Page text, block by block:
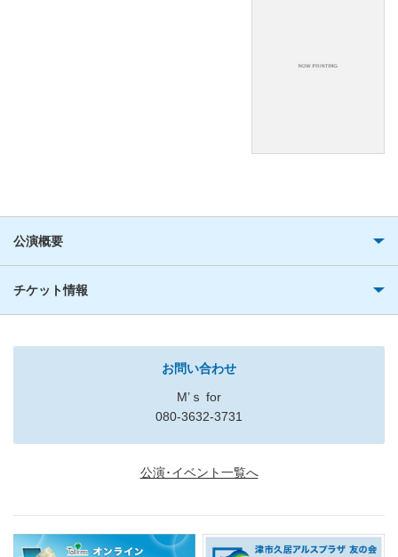
公演概要
チケット情報
お問い合わせ
M’ｓ for
080-3632-3731
公演･イベント一覧へ